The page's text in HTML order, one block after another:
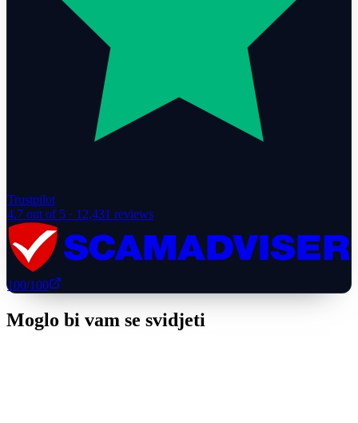
Trustpilot
4.7 out of 5 · 12,431 reviews
100/100
Moglo bi vam se svidjeti